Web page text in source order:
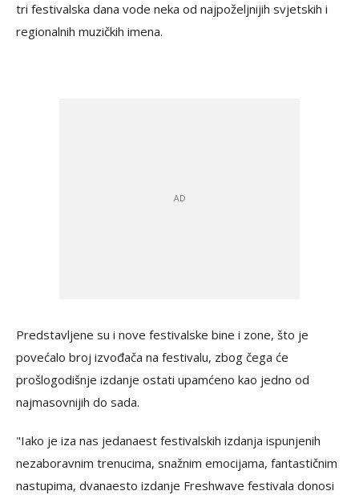
tri festivalska dana vode neka od najpoželjnijih svjetskih i
regionalnih muzičkih imena.
Predstavljene su i nove festivalske bine i zone, što je
povećalo broj izvođača na festivalu, zbog čega će
prošlogodišnje izdanje ostati upamćeno kao jedno od
najmasovnijih do sada.
"Iako je iza nas jedanaest festivalskih izdanja ispunjenih
nezaboravnim trenucima, snažnim emocijama, fantastičnim
nastupima, dvanaesto izdanje Freshwave festivala donosi